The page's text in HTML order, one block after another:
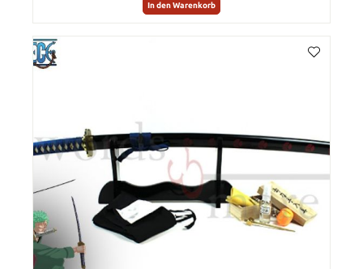
In den Warenkorb